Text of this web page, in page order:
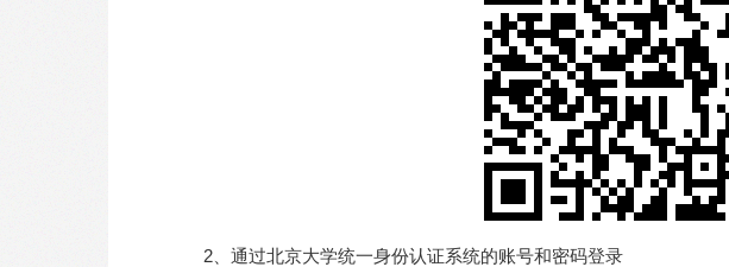
2、通过北京大学统一身份认证系统的账号和密码登录